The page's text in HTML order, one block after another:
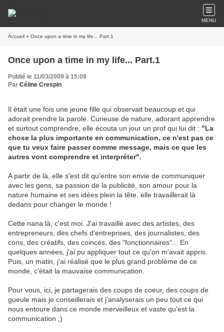
MENU
Accueil » Once upon a time in my life... Part.1
Once upon a time in my life... Part.1
Publié le 11/03/2009 à 15:09
Par Céline Crespin
Il était une fois une jeune fille qui observait beaucoup et qui
adorait prendre la parole. Curieuse de nature, adorant apprendre
et surtout comprendre, elle écouta un jour un prof qui lui dit : "La
chose la plus importante en communication, ce n'est pas ce
que tu veux faire passer comme message, mais ce que les
autres vont comprendre et interpréter".
A partir de là, elle s'est dit qu'entre son envie de communiquer
avec les gens, sa passion de la publicité, son amour pour la
nature humaine et ses idées plein la tête, elle travaillerait là
dedans pour changer le monde !
Cette nana là, c'est moi. J'ai travaillé avec des artistes, des
entrepreneurs, des chefs d'entreprises, des journalistes, des
cons, des créatifs, des coincés, des "fonctionnaires"... En
quelques années, j'ai pu appliquer tout ce qu'on m'avait appris.
Puis, un matin, j'ai réalisé que le plus grand problème de ce
monde, c'était la mauvaise communication.
Pour vous, ici, je partagerais des coups de coeur, des coups de
gueule mais je conseillerais et j'analyserais un peu tout ce qui
nous entoure dans ce monde merveilleux et vaste qu'est la
communication ;)